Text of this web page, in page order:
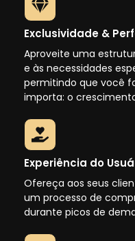
Exclusividade &
Aproveite uma
e às necessidades
permitindo que você
importa: o
Experiência do
Ofereça aos seus
um processo de
durante picos de